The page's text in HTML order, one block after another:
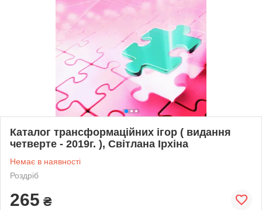
Каталог трансформаційних ігор ( видання
четверте - 2019г. ), Світлана Ірхіна
Немає в наявності
Роздріб
265 ₴